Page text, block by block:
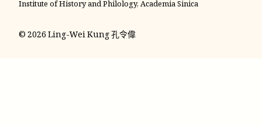
Institute of History and Philology, Academia Sinica
© 2026 Ling-Wei Kung 孔令偉